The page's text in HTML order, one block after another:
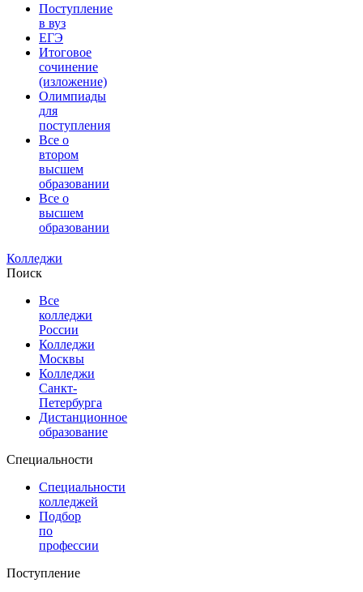
Поступление
в вуз
ЕГЭ
Итоговое
сочинение
(изложение)
Олимпиады
для
поступления
Все о
втором
высшем
образовании
Все о
высшем
образовании
Колледжи
Поиск
Все
колледжи
России
Колледжи
Москвы
Колледжи
Санкт-
Петербурга
Дистанционное
образование
Специальности
Специальности
колледжей
Подбор
по
профессии
Поступление